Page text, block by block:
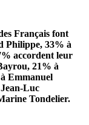
Français font
Philippe, 33% à
accordent leur
21% à
Emmanuel
Luc
Tondelier.